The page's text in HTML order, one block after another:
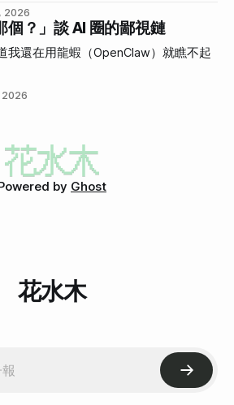
2026
個？」談 AI 圈的鄙視鏈
我還在用龍蝦（OpenClaw）就瞧不起
2026
by Ghost
花水木